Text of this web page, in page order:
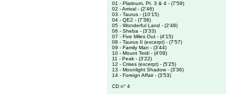
01 - Platinum, Pt. 3 & 4 - (7'59)
02 - Arrival - (2'46)
03 - Taurus - (10'15)
04 - QE2 - (7'38)
05 - Wonderful Land - (2'48)
06 - Sheba - (3'33)
07 - Five Miles Out - (4'15)
08 - Taurus II (excerpt) - (7'57)
09 - Family Man - (3'44)
10 - Mount Teidi - (4'09)
11 - Peak - (3'22)
12 - Crises (excerpt) - (5'25)
13 - Moonlight Shadow - (3'36)
14 - Foreign Affair - (3'53)
CD n° 4